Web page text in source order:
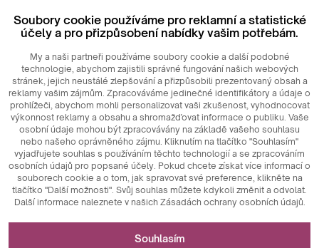
Login
© 2026MAXIM Ceramics Sp. z o. o.
Soubory cookie používáme pro reklamní a statistické
účely a pro přizpůsobení nabídky vašim potřebám.
My a naši partneři používáme soubory cookie a další podobné
technologie, abychom zajistili správné fungování našich webových
stránek, jejich neustálé zlepšování a přizpůsobili prezentovaný obsah a
reklamy vašim zájmům. Zpracováváme jedinečné identifikátory a údaje o
prohlížeči, abychom mohli personalizovat vaši zkušenost, vyhodnocovat
výkonnost reklamy a obsahu a shromažďovat informace o publiku. Vaše
osobní údaje mohou být zpracovávány na základě vašeho souhlasu
nebo našeho oprávněného zájmu. Kliknutím na tlačítko "Souhlasím"
vyjadřujete souhlas s používáním těchto technologií a se zpracováním
osobních údajů pro popsané účely. Pokud chcete získat více informací o
souborech cookie a o tom, jak spravovat své preference, klikněte na
tlačítko "Další možnosti". Svůj souhlas můžete kdykoli změnit a odvolat.
Další informace naleznete v našich Zásadách ochrany osobních údajů.
Nezbytné pro fungování webových stránek
Souhlasím